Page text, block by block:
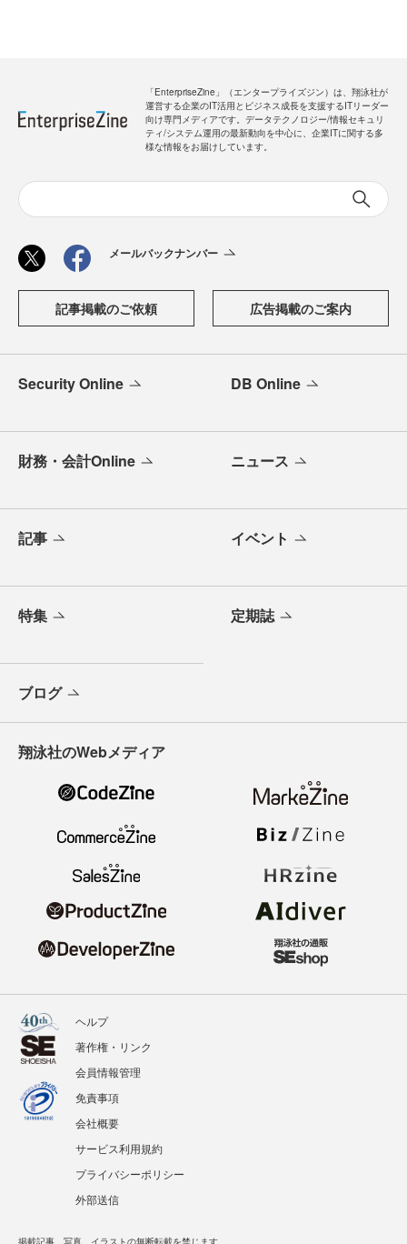
「EnterpriseZine」（エンタープライズジン）は、翔泳社が
運営する企業のIT活用とビジネス成長を支援するITリーダー
向け専門メディアです。データテクノロジー/情報セキュリ
ティ/システム運用の最新動向を中心に、企業ITに関する多
様な情報をお届けしています。
メールバックナンバー
記事掲載のご依頼 広告掲載のご案内
Security Online DB Online
財務・会計Online ニュース
記事 イベント
特集 定期誌
ブログ
翔泳社のWebメディア
ヘルプ
著作権・リンク
会員情報管理
免責事項
会社概要
サービス利用規約
プライバシーポリシー
外部送信